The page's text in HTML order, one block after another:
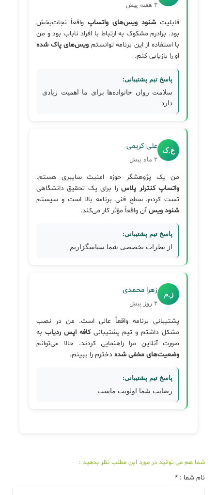
۳ هفته پیش
قابلیت شنود ویس‌های واتساپ واقعاً نجات‌بخش
بود. برادرم مشکوک به ارتباط با افراد ناباب بود و من
با استفاده از این برنامه توانستم ویس‌های پاک شده
او را بازیابی کنم.
پاسخ تیم پشتیبانی:
سلامت روان خانواده‌ها برای ما اهمیت زیادی
دارد.
ع.ک علی کریمی
۲ ماه پیش
من یک پژوهشگر حوزه امنیت سایبری هستم.
واتساپ کنترلر پلاسرا برای یک تحقیق دانشگاهی
تست کردم. سطح فنی برنامه بالا است و سیستم
شنود ویس آن واقعاً مؤثر کار می‌کند.
پاسخ تیم پشتیبانی:
از نظرات تخصصی شما سپاسگزاریم.
ز.م زهرا محمدی
۴ روز پیش
پشتیبانی برنامه واقعاً عالی است. من در نصب
مشکل داشتم و تیم پشتیبانیکافه اپس ردیاب به
صورت آنلاین مرا راهنمایی کردند. حالا می‌توانم
وضعیت‌های مخفی شده دخترم را ببینم.
پاسخ تیم پشتیبانی:
رضایت شما اولویت ماست.
شما هم می توانید در مورد این مطلب نظر بدهید :
نام شما : *